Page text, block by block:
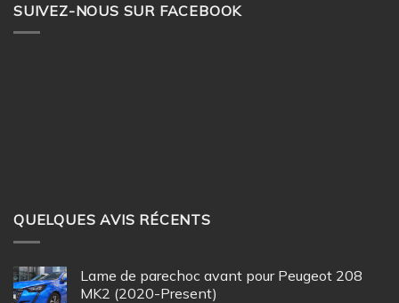
SUIVEZ-NOUS SUR FACEBOOK
QUELQUES AVIS RÉCENTS
Lame de parechoc avant pour Peugeot 208
MK2 (2020-Present)